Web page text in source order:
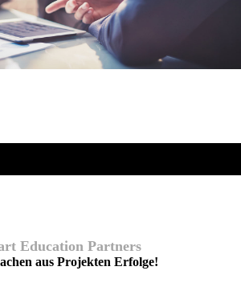
Education Partners
aus Projekten Erfolge!